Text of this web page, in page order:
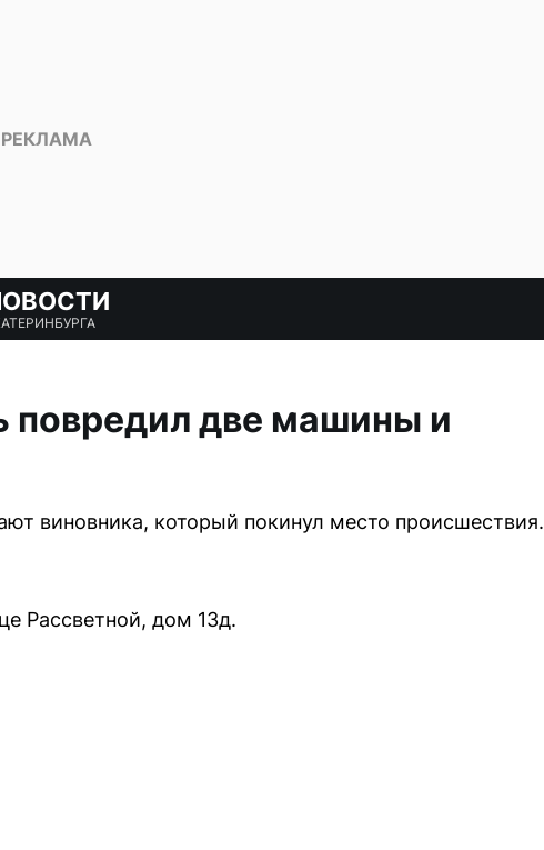
повредил две машины и
виновника, который покинул место происшествия.
Рассветной, дом 13д.